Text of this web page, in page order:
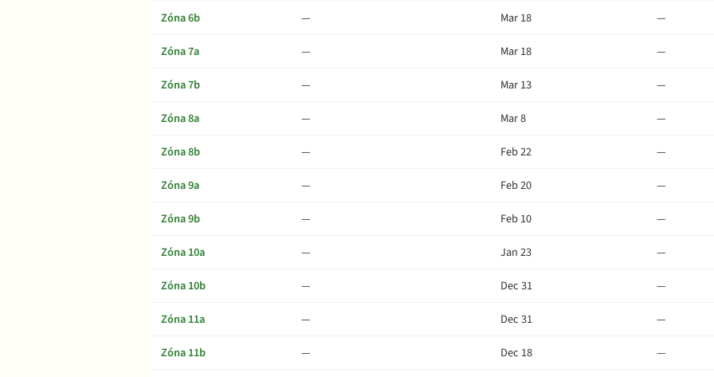
Zóna 6b
— Mar 18
—
Zóna 7a
— Mar 18
—
Zóna 7b
— Mar 13
—
Zóna 8a
— Mar 8
—
Zóna 8b
— Feb 22
—
Zóna 9a
— Feb 20
—
Zóna 9b
— Feb 10
—
Zóna 10a
— Jan 23
—
Zóna 10b
— Dec 31
—
Zóna 11a
— Dec 31
—
Zóna 11b
— Dec 18
—